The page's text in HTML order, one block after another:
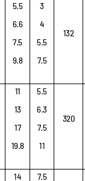
132
3
4
5.5
7.5
5.5
6.6
7.5
9.8
320
5.5
6.3
7.5
11
11
13
17
19.8
7.5
14